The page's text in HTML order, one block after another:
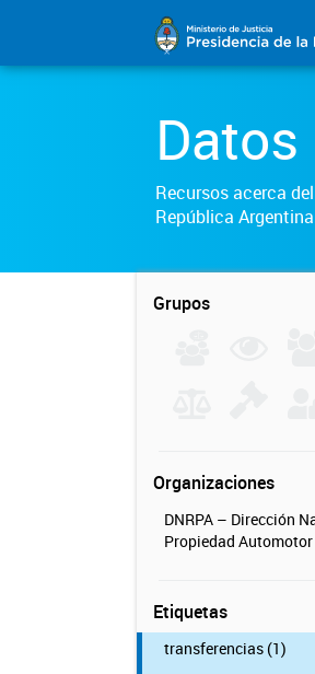
Datos
Recursos acerca
República
Grupos
Organizaciones
DNRPA – Dirección
Propiedad
Etiquetas
transferencias (1)